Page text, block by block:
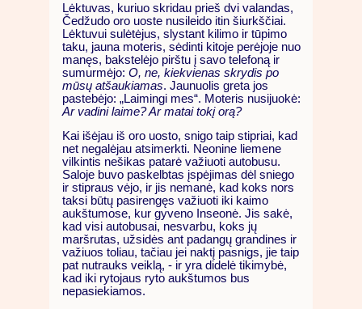
Lėktuvas, kuriuo skridau prieš dvi valandas,
Čedžudo oro uoste nusileido itin šiurkščiai.
Lėktuvui sulėtėjus, slystant kilimo ir tūpimo
taku, jauna moteris, sėdinti kitoje perėjoje nuo
manęs, bakstelėjo pirštu į savo telefoną ir
sumurmėjo: O, ne, kiekvienas skrydis po
mūsų atšaukiamas. Jaunuolis greta jos
pastebėjo: „Laimingi mes“. Moteris nusijuokė:
Ar vadini laime? Ar matai tokį orą?
Kai išėjau iš oro uosto, snigo taip stipriai, kad
net negalėjau atsimerkti. Neonine liemene
vilkintis nešikas patarė važiuoti autobusu.
Saloje buvo paskelbtas įspėjimas dėl sniego
ir stipraus vėjo, ir jis nemanė, kad koks nors
taksi būtų pasirengęs važiuoti iki kaimo
aukštumose, kur gyveno Inseonė. Jis sakė,
kad visi autobusai, nesvarbu, koks jų
maršrutas, užsidės ant padangų grandines ir
važiuos toliau, tačiau jei naktį pasnigs, jie taip
pat nutrauks veiklą, - ir yra didelė tikimybė,
kad iki rytojaus ryto aukštumos bus
nepasiekiamos.